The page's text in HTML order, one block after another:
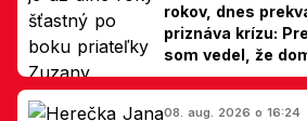
rokov, dnes
priznáva krízu:
som vedel, že
hovorí Milan
08. aug. 2026 o 16:24